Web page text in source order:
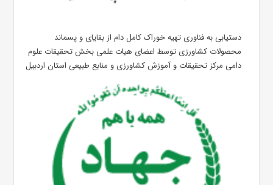
دستیابی به فناوری تهیه خوراک کامل دام از بقایای و پسماند
محصولات کشاورزی توسط اعضای هیات علمی بخش تحقیقات علوم
دامی مرکز تحقیقات و آموزش کشاورزی و منابع طبیعی استان اردبیل